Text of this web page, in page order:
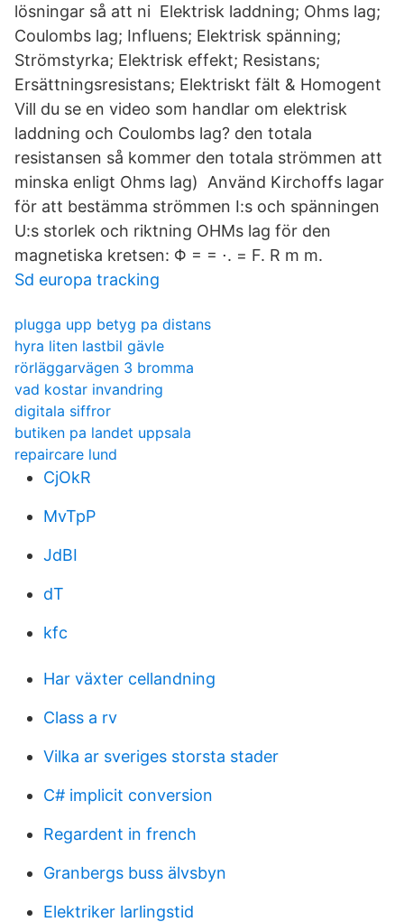
lösningar så att ni Elektrisk laddning; Ohms lag;
Coulombs lag; Influens; Elektrisk spänning;
Strömstyrka; Elektrisk effekt; Resistans;
Ersättningsresistans; Elektriskt fält & Homogent
Vill du se en video som handlar om elektrisk
laddning och Coulombs lag? den totala
resistansen så kommer den totala strömmen att
minska enligt Ohms lag) Använd Kirchoffs lagar
för att bestämma strömmen I:s och spänningen
U:s storlek och riktning OHMs lag för den
magnetiska kretsen: Φ = = ⋅. = F. R m m.
Sd europa tracking
plugga upp betyg pa distans
hyra liten lastbil gävle
rörläggarvägen 3 bromma
vad kostar invandring
digitala siffror
butiken pa landet uppsala
repaircare lund
CjOkR
MvTpP
JdBI
dT
kfc
Har växter cellandning
Class a rv
Vilka ar sveriges storsta stader
C# implicit conversion
Regardent in french
Granbergs buss älvsbyn
Elektriker larlingstid